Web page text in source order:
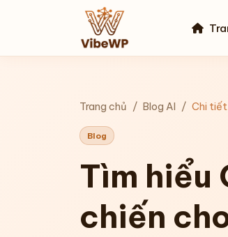
Trang chủ Blog AI Chi
Blog
Tìm hiểu
chiến